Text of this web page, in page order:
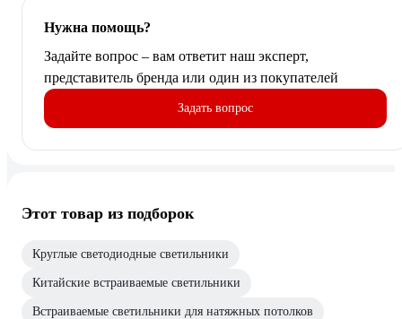
Нужна помощь?
Задайте вопрос – вам ответит наш эксперт,
представитель бренда или один из покупателей
Задать вопрос
Этот товар из подборок
Круглые светодиодные светильники
Китайские встраиваемые светильники
Встраиваемые светильники для натяжных потолков